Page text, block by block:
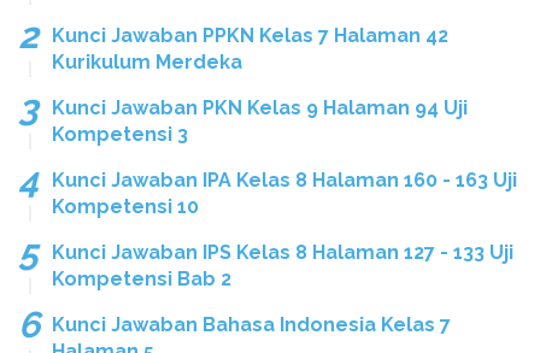
Kunci Jawaban PPKN Kelas 7 Halaman 42
Kurikulum Merdeka
Kunci Jawaban PKN Kelas 9 Halaman 94 Uji
Kompetensi 3
Kunci Jawaban IPA Kelas 8 Halaman 160 - 163 Uji
Kompetensi 10
Kunci Jawaban IPS Kelas 8 Halaman 127 - 133 Uji
Kompetensi Bab 2
Kunci Jawaban Bahasa Indonesia Kelas 7